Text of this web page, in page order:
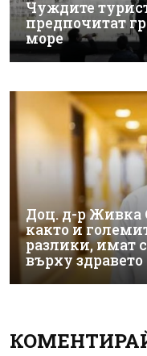
Чуждите
предпочитат
море
Доц. д-р Живка
както и
разлики, имат
върху здравето